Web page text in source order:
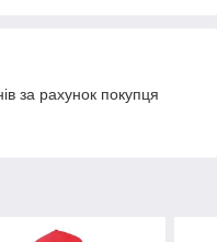
за рахунок покупця